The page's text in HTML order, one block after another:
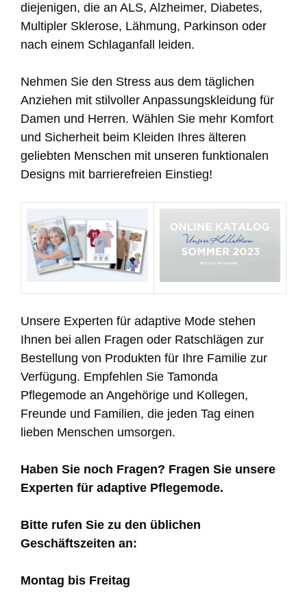
diejenigen, die an ALS, Alzheimer, Diabetes,
Multipler Sklerose, Lähmung, Parkinson oder
nach einem Schlaganfall leiden.
Nehmen Sie den Stress aus dem täglichen
Anziehen mit stilvoller Anpassungskleidung für
Damen und Herren. Wählen Sie mehr Komfort
und Sicherheit beim Kleiden Ihres älteren
geliebten Menschen mit unseren funktionalen
Designs mit barrierefreien Einstieg!
Unsere Experten für adaptive Mode stehen
Ihnen bei allen Fragen oder Ratschlägen zur
Bestellung von Produkten für Ihre Familie zur
Verfügung. Empfehlen Sie Tamonda
Pflegemode an Angehörige und Kollegen,
Freunde und Familien, die jeden Tag einen
lieben Menschen umsorgen.
Haben Sie noch Fragen? Fragen Sie unsere
Experten für adaptive Pflegemode.
Bitte rufen Sie zu den üblichen
Geschäftszeiten an:
Montag bis Freitag